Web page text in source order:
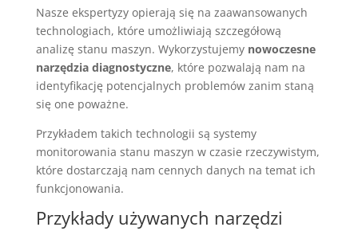
Nasze ekspertyzy opierają się na zaawansowanych
technologiach, które umożliwiają szczegółową
analizę stanu maszyn. Wykorzystujemy nowoczesne
narzędzia diagnostyczne, które pozwalają nam na
identyfikację potencjalnych problemów zanim staną
się one poważne.
Przykładem takich technologii są systemy
monitorowania stanu maszyn w czasie rzeczywistym,
które dostarczają nam cennych danych na temat ich
funkcjonowania.
Przykłady używanych narzędzi